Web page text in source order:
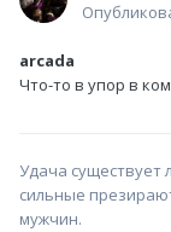
arcada
Что-то в упор в
Удача существует
сильные
мужчин.